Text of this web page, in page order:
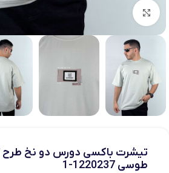
بزرگنمایی تصویر
تیشرت باکسی دورس دو نخ طرح
طوسی 1220237-1